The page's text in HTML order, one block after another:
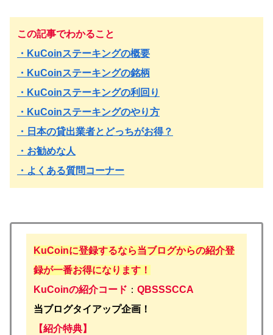
この記事でわかること
・KuCoinステーキングの概要
・KuCoinステーキングの銘柄
・KuCoinステーキングの利回り
・KuCoinステーキングのやり方
・日本の貸出業者とどっちがお得？
・お勧めな人
・よくある質問コーナー
KuCoinに登録するなら当ブログからの紹介登
録が一番お得になります！
KuCoinの紹介コード ： QBSSSCCA
当ブログタイアップ企画！
【紹介特典】